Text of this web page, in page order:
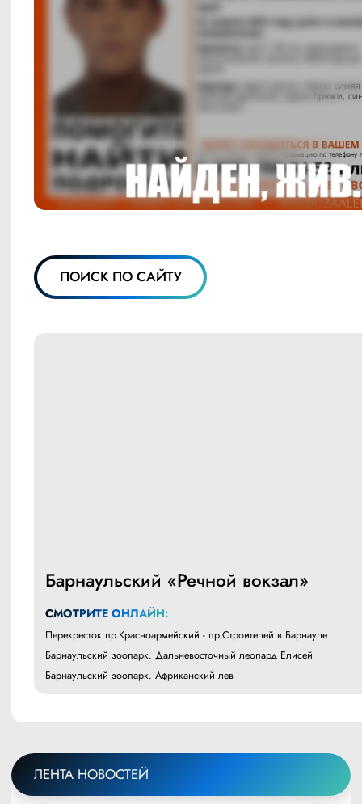
ПОИСК ПО САЙТУ
Барнаульский «Речной вокзал»
СМОТРИТЕ ОНЛАЙН:
Перекресток пр.Красноармейский - пр.Строителей в Барнауле
Барнаульский зоопарк. Дальневосточный леопард Елисей
Барнаульский зоопарк. Африканский лев
ЛЕНТА НОВОСТЕЙ